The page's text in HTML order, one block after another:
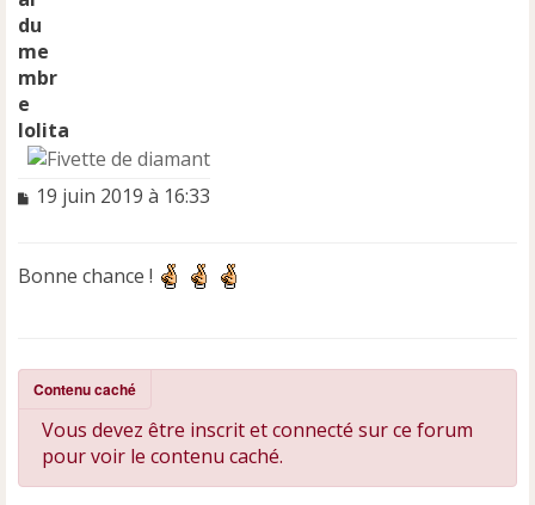
lolita
M
a
o
n
19 juin 2019 à 16:33
Bonne chance !
Contenu caché
Vous devez être inscrit et connecté sur ce forum
pour voir le contenu caché.